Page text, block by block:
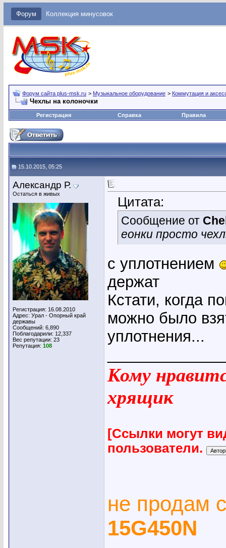
Форум Коллекция минусовок
Форум сайта plus-msk.ru > Музыкальное оборудование > Коммутация и
Чехлы на колоночки
Регистрация Справка Правила
15.10.2015, 05:25
Александр Р.
Остаться в живых
Регистрация: 16.08.2010
Адрес: Урал - Опорный край
державы
Сообщений: 6,890
Поблагодарили: 12,337
Вес репутации: 23
Репутация: 108
Цитата:
Сообщение от
еонки просто
с уплотнением
держат
Кстати, когда
можно было
уплотнения...
Кому
хрящик
[Ссылки могут
пользователи.
не продам
15G450N